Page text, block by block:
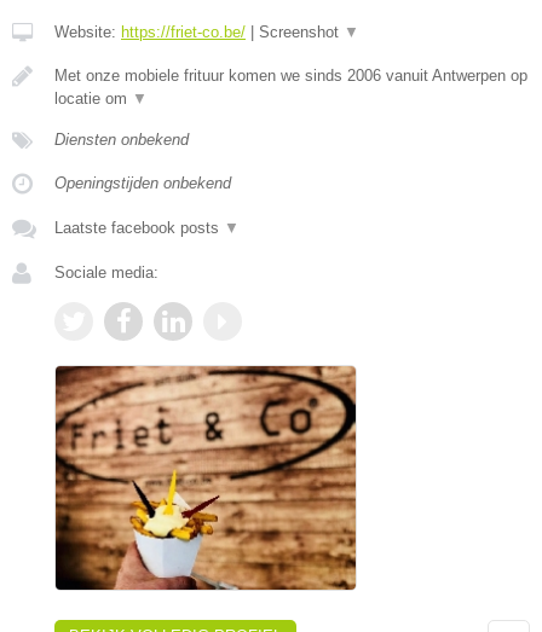
Website: https://friet-co.be/ Screenshot ▼
Met onze mobiele frituur komen we sinds 2006 vanuit Antwerpen op
locatie om ▼
Diensten onbekend
Openingstijden onbekend
Laatste facebook posts ▼
Sociale media: